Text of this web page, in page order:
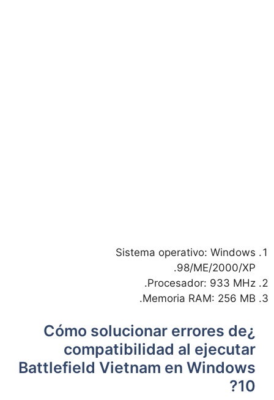
Sistema operativo: Windows
98/ME/2000/XP.
Procesador: 933 MHz.
Memoria RAM: 256 MB.
¿Cómo solucionar errores de
compatibilidad al ejecutar
Battlefield Vietnam en Windows
10?